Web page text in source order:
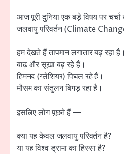
आज पूरी दुनिया एक बड़े विषय पर
जलवायु परिवर्तन (Climate
हम देखते हैं तापमान लगातार बढ़ रहा है।
बाढ़ और सूखा बढ़ रहे हैं।
हिमनद (ग्लेशियर) पिघल रहे हैं।
मौसम का संतुलन बिगड़ रहा है।
इसलिए लोग पूछते हैं —
क्या यह केवल जलवायु परिवर्तन है?
या यह विश्व ड्रामा का हिस्सा है?